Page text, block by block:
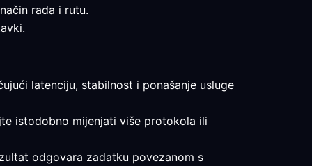
rada i rutu.
latenciju, stabilnost i ponašanje usluge
istodobno mijenjati više protokola ili
odgovara zadatku povezanom s